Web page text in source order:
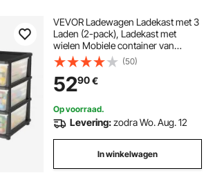
VEVOR Ladewagen Ladekast met 3
Laden (2-pack), Ladekast met
wielen Mobiele container van
kunststof met doorzichtige
containers voor
kantoorbenodigdheden
Hobbylokalen Klaslokalen
(50)
5290€
Op voorraad.
Levering:zodra Wo. Aug. 12
In winkelwagen